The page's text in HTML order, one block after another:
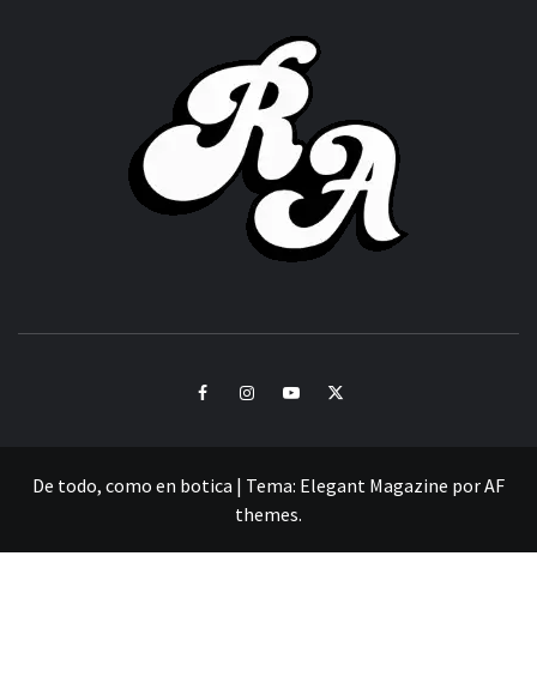
FacebookInstagramYoutubeTwitter
De todo, como en botica | Tema: Elegant Magazine porAF
themes.